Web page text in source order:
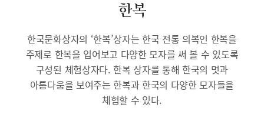
한복
한국문화상자의 ‘한복’상자는 한국 전통 의복인 한복을
주제로 한복을 입어보고 다양한 모자를 써 볼 수 있도록
구성된 체험상자다. 한복 상자를 통해 한국의 멋과
아름다움을 보여주는 한복과 한국의 다양한 모자들을
체험할 수 있다.